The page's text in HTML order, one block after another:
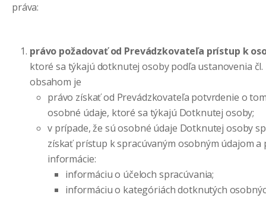
práva:
právo požadovať od Prevádzkovateľa prístup k
ktoré sa týkajú dotknutej osoby podľa ustanovenia čl.
obsahom je
právo získať od Prevádzkovateľa potvrdenie o
osobné údaje, ktoré sa týkajú Dotknutej osoby;
v prípade, že sú osobné údaje Dotknutej osoby
získať prístup k spracúvaným osobným údajom
informácie:
informáciu o účeloch spracúvania;
informáciu o kategóriách dotknutých